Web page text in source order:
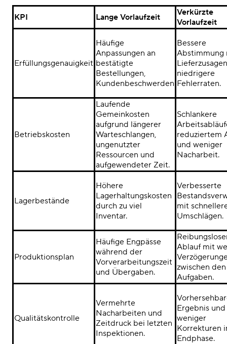
KPI Lange Vorlaufzeit
Verkürzte
Vorlaufzeit
Erfüllungsgenauigkeit
Häufige
Anpassungen an
bestätigte
Bestellungen,
Kundenbeschwerden
Bessere
Abstimmung
niedrigere
Fehlerraten.
Betriebskosten
Laufende
Gemeinkosten
aufgrund längerer
Warteschlangen,
ungenutzter
Ressourcen und
aufgewendeter Zeit.
Schlankere
reduziertem
und weniger
Nacharbeit.
Lagerbestände
Höhere
Lagerhaltungskosten
durch zu viel
Inventar.
Verbesserte
mit
Umschlägen.
Produktionsplan
Häufige Engpässe
während der
Vorverarbeitungszeit
und Übergaben.
Ablauf mit
zwischen den
Aufgaben.
Qualitätskontrolle
Vermehrte
Nacharbeiten und
Zeitdruck bei letzten
Inspektionen.
Ergebnis und
weniger
Korrekturen
Endphase.